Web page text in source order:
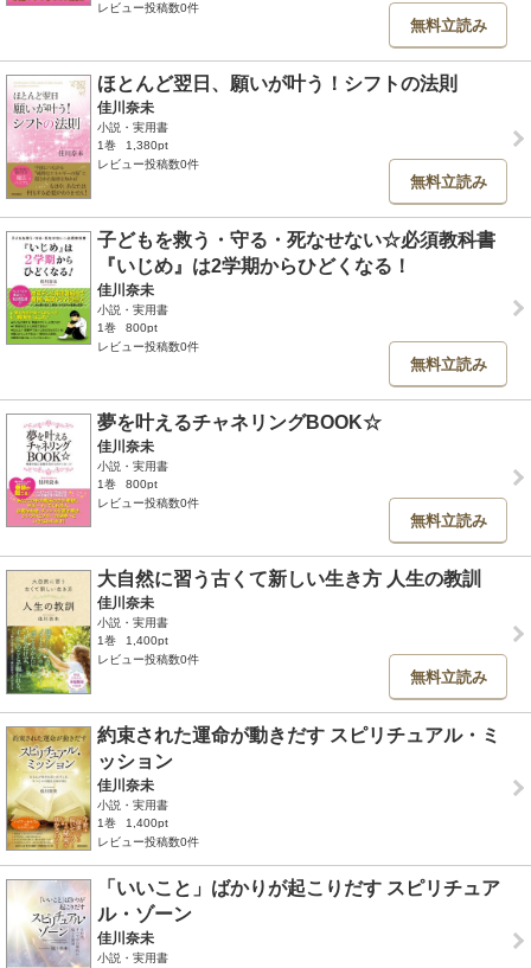
レビュー投稿数0件
無料立読み
ほとんど翌日、願いが叶う！シフトの法則
佳川奈未
小説・実用書
1巻
1,380pt
レビュー投稿数0件
無料立読み
子どもを救う・守る・死なせない☆必須教科書
『いじめ』は2学期からひどくなる！
佳川奈未
小説・実用書
1巻
800pt
レビュー投稿数0件
無料立読み
夢を叶えるチャネリングBOOK☆
佳川奈未
小説・実用書
1巻
800pt
レビュー投稿数0件
無料立読み
大自然に習う古くて新しい生き方 人生の教訓
佳川奈未
小説・実用書
1巻
1,400pt
レビュー投稿数0件
無料立読み
約束された運命が動きだす スピリチュアル・ミ
ッション
佳川奈未
小説・実用書
1巻
1,400pt
レビュー投稿数0件
「いいこと」ばかりが起こりだす スピリチュア
ル・ゾーン
佳川奈未
小説・実用書